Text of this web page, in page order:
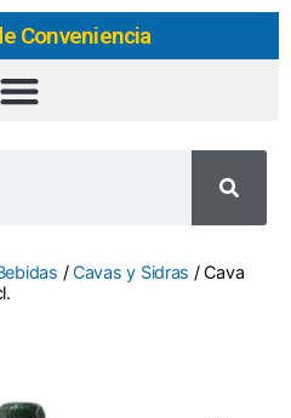
Conveniencia
/Cavas y Sidras / Cava